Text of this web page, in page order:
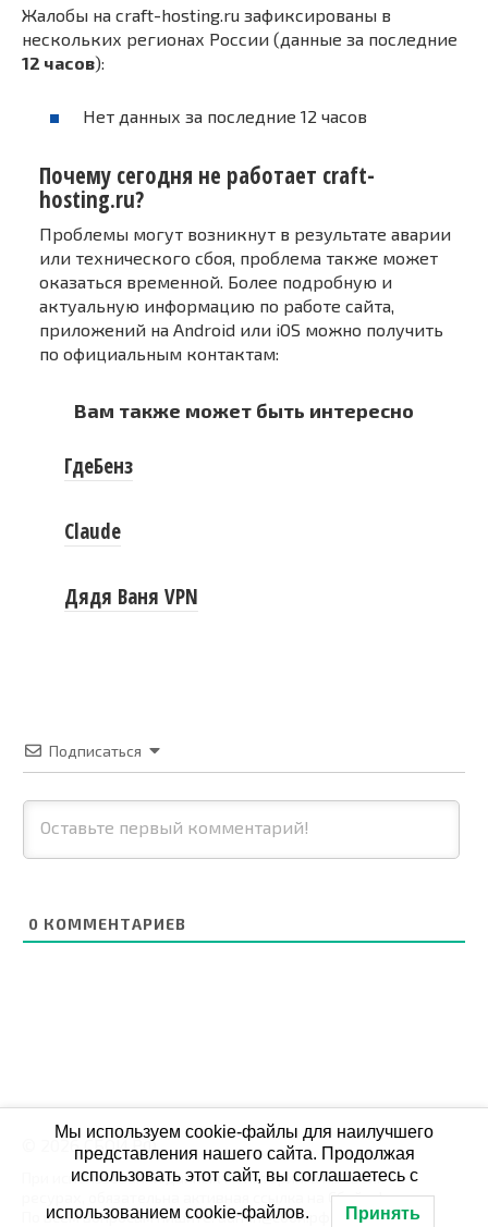
Жалобы на craft-hosting.ru зафиксированы в
нескольких регионах России (данные за последние
12 часов):
Нет данных за последние 12 часов
Почему сегодня не работает craft-
hosting.ru?
Проблемы могут возникнут в результате аварии
или технического сбоя, проблема также может
оказаться временной. Более подробную и
актуальную информацию по работе сайта,
приложений на Android или iOS можно получить
по официальным контактам:
Вам также может быть интересно
ГдеБенз
Claude
Дядя Ваня VPN
Подписаться
0 КОММЕНТАРИЕВ
© 2026 СБОЙ.РФ
При использовании данных мониторинга на своих
ресурах, обязательна активная ссылка на Сбой.рф
По всем вопросам пишите: admin@сбой.рф
Мы используем cookie-файлы для наилучшего
представления нашего сайта. Продолжая
использовать этот сайт, вы соглашаетесь с
использованием cookie-файлов. Принять